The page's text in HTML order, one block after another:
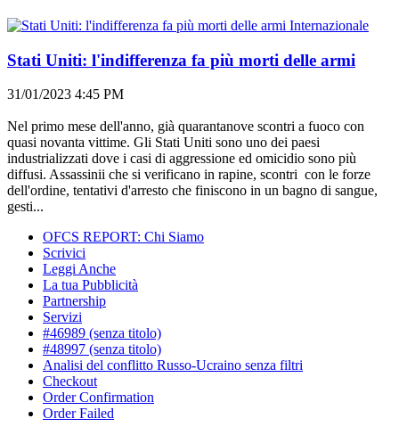
Internazionale
Stati Uniti: l'indifferenza fa più morti delle armi
31/01/2023 4:45 PM
Nel primo mese dell'anno, già quarantanove scontri a fuoco con
quasi novanta vittime. Gli Stati Uniti sono uno dei paesi
industrializzati dove i casi di aggressione ed omicidio sono più
diffusi. Assassinii che si verificano in rapine, scontri con le forze
dell'ordine, tentativi d'arresto che finiscono in un bagno di sangue,
gesti...
OFCS REPORT: Chi Siamo
Scrivici
Leggi Anche
La tua Pubblicità
Partnership
Servizi
#46989 (senza titolo)
#48997 (senza titolo)
Analisi del conflitto Russo-Ucraino senza filtri
Checkout
Order Confirmation
Order Failed